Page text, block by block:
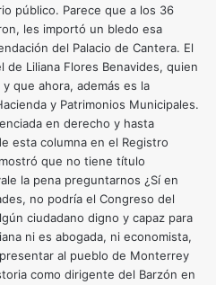
público. Parece que a los 36
les importó un bledo esa
del Palacio de Cantera. El
Liliana Flores Benavides, quien
que ahora, además es la
y Patrimonios Municipales.
en derecho y hasta
esta columna en el Registro
que no tiene título
la pena preguntarnos ¿Sí en
no podría el Congreso del
ciudadano digno y capaz para
ni es abogada, ni economista,
al pueblo de Monterrey
como dirigente del Barzón en